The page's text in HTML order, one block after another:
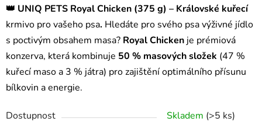
👑 UNIQ PETS Royal Chicken (375 g) – Královské kuřecí
krmivo pro vašeho psa. Hledáte pro svého psa výživné jídlo
s poctivým obsahem masa? Royal Chicken je prémiová
konzerva, která kombinuje 50 % masových složek (47 %
kuřecí maso a 3 % játra) pro zajištění optimálního přísunu
bílkovin a energie.
Dostupnost Skladem (>5 ks)